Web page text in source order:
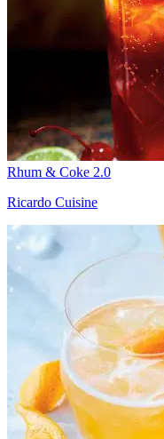
Rhum & Coke 2.0
Ricardo Cuisine